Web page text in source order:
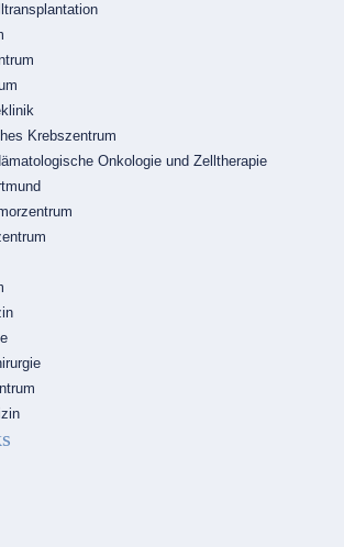
Krebszentrum
Onkologie und Zelltherapie